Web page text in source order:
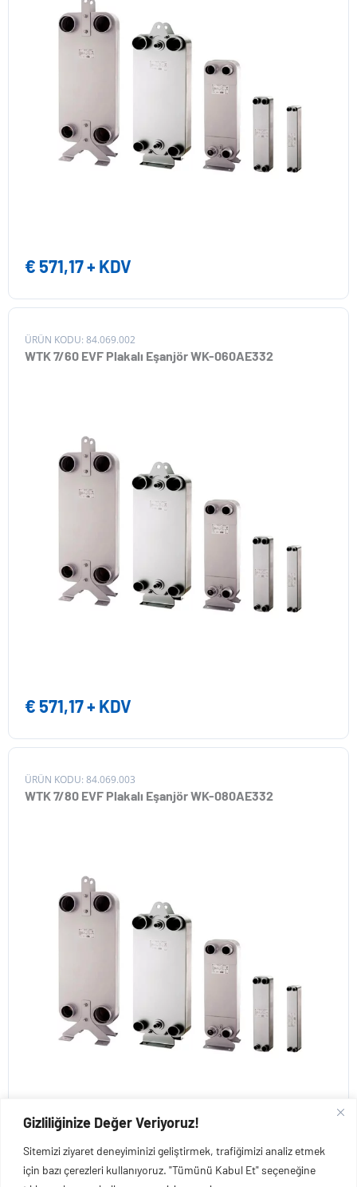
Gizliliğinize Değer Veriyoruz!
Sitemizi ziyaret deneyiminizi geliştirmek, trafiğimizi analiz etmek
için bazı çerezleri kullanıyoruz. "Tümünü Kabul Et" seçeneğine
€ 571,17+ KDV
ÜRÜN KODU: 84.069.002
WTK 7/60 EVF Plakalı Eşanjör WK-060AE332
€ 571,17+ KDV
ÜRÜN KODU: 84.069.003
WTK 7/80 EVF Plakalı Eşanjör WK-080AE332
€714,11+ KDV